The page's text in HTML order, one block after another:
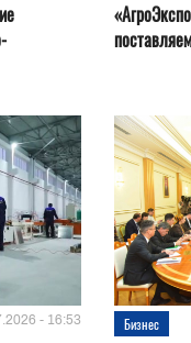
- 16:53 Бизнес